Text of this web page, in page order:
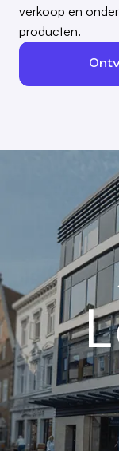
verkoop en
producten.